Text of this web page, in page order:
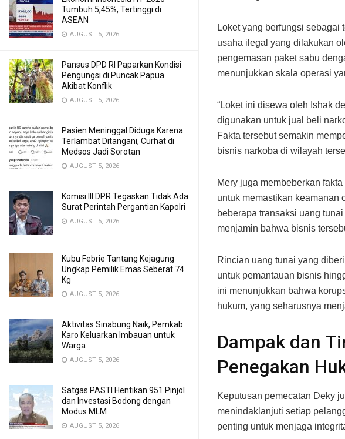
Tumbuh 5,45%, Tertinggi di
ASEAN
AUGUST 5, 2026
Pansus DPD RI Paparkan Kondisi
Pengungsi di Puncak Papua
Akibat Konflik
AUGUST 5, 2026
Pasien Meninggal Diduga Karena
Terlambat Ditangani, Curhat di
Medsos Jadi Sorotan
AUGUST 5, 2026
Komisi III DPR Tegaskan Tidak Ada
Surat Perintah Pergantian Kapolri
AUGUST 5, 2026
Kubu Febrie Tantang Kejagung
Ungkap Pemilik Emas Seberat 74
Kg
AUGUST 5, 2026
Aktivitas Sinabung Naik, Pemkab
Karo Keluarkan Imbauan untuk
Warga
AUGUST 5, 2026
Satgas PASTI Hentikan 951 Pinjol
dan Investasi Bodong dengan
Modus MLM
AUGUST 5, 2026
Loket yang berfungsi sebagai
usaha ilegal yang dilakukan
pengemasan paket sabu
menunjukkan skala operasi
“Loket ini disewa oleh Ishak
digunakan untuk jual beli
Fakta tersebut semakin
bisnis narkoba di wilayah
Mery juga membeberkan
untuk memastikan keamanan
beberapa transaksi uang
menjamin bahwa bisnis
Rincian uang tunai yang
untuk pemantauan bisnis
ini menunjukkan bahwa
hukum, yang seharusnya
Dampak dan
Penegakan
Keputusan pemecatan Deky
menindaklanjuti setiap
penting untuk menjaga